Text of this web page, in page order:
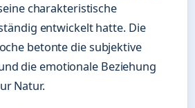
charakteristische
entwickelt hatte. Die
betonte die subjektive
die emotionale Beziehung
Natur.